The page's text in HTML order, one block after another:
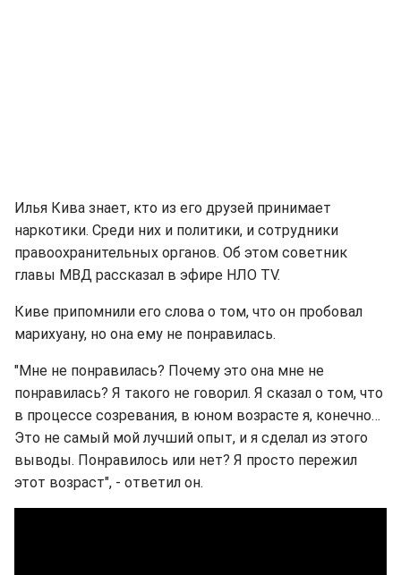
Илья Кива знает, кто из его друзей принимает
наркотики. Среди них и политики, и сотрудники
правоохранительных органов. Об этом советник
главы МВД рассказал в эфире НЛО TV.
Киве припомнили его слова о том, что он пробовал
марихуану, но она ему не понравилась.
"Мне не понравилась? Почему это она мне не
понравилась? Я такого не говорил. Я сказал о том, что
в процессе созревания, в юном возрасте я, конечно…
Это не самый мой лучший опыт, и я сделал из этого
выводы. Понравилось или нет? Я просто пережил
этот возраст", - ответил он.